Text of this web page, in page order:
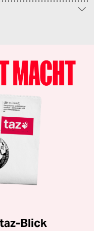
Blick